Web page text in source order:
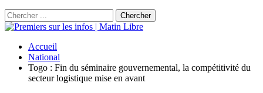
Accueil
National
Togo : Fin du séminaire gouvernemental, la compétitivité du
secteur logistique mise en avant